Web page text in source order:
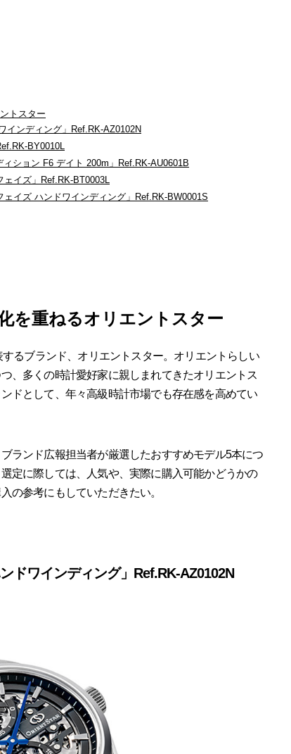
トスター
インディング」Ref.RK-AZ0102N
BY0010L
ション F6 デイト 200m」Ref.RK-AU0601B
イズ」Ref.RK-BT0003L
イズ ハンドワインディング」Ref.RK-BW0001S
を重ねるオリエントスター
るブランド、オリエントスター。オリエントらしい
、多くの時計愛好家に親しまれてきたオリエントス
ドとして、年々高級時計市場でも存在感を高めてい
ランド広報担当者が厳選したおすすめモデル5本につ
定に際しては、人気や、実際に購入可能かどうかの
の参考にもしていただきたい。
ドワインディング」Ref.RK-AZ0102N